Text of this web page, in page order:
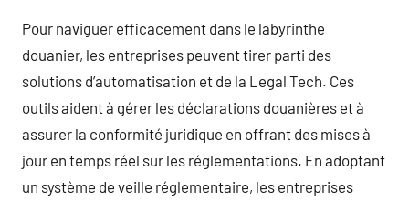
Pour naviguer efficacement dans le labyrinthe
douanier, les entreprises peuvent tirer parti des
solutions d’automatisation et de la Legal Tech. Ces
outils aident à gérer les déclarations douanières et à
assurer la conformité juridique en offrant des mises à
jour en temps réel sur les réglementations. En adoptant
un système de veille réglementaire, les entreprises